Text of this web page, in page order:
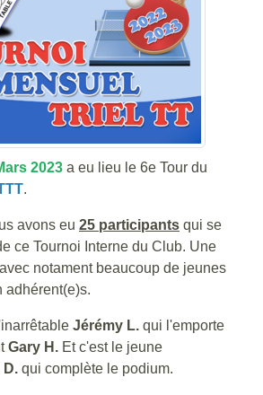
2023 a eu lieu le 6e Tour du
.
avons eu 25 participants qui se
ce Tournoi Interne du Club. Une
notament beaucoup de jeunes
adhérent(e)s.
Jérémy L. qui l'emporte
Gary H. Et c'est le jeune
D. qui complète le podium.